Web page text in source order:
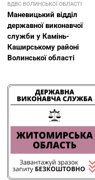
ВДВС ВОЛИНСЬКОЇ ОБЛАСТІ
Маневицький відділ
державної виконавчої
служби у Камінь-
Каширському районі
Волинської області